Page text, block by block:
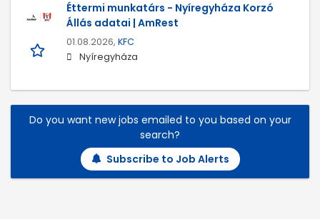
Éttermi munkatárs - Nyíregyháza Korzó
Állás adatai | AmRest
01.08.2026, KFC
Nyíregyháza
Do you want new jobs emailed to you based on your
search?
Subscribe to Job Alerts